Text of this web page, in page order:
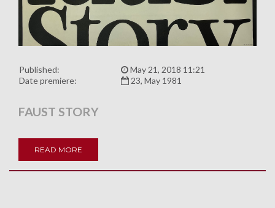
Published:
May 21, 2018 11:21
Date premiere:
23, May 1981
FAUST STORY
READ MORE